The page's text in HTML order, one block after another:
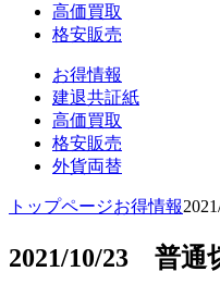
高価買取
格安販売
お得情報
建退共証紙
高価買取
格安販売
外貨両替
トップページお得情報
2021/10/23 普通